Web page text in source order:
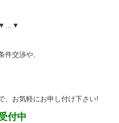
件交渉や、
、 お気軽にお申し付け下さい!
付中